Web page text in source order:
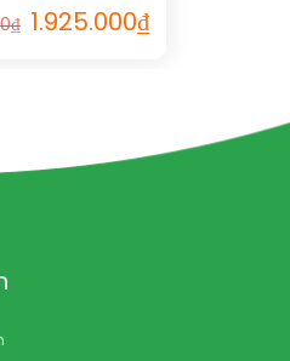
1019
₫ 1.925.000₫